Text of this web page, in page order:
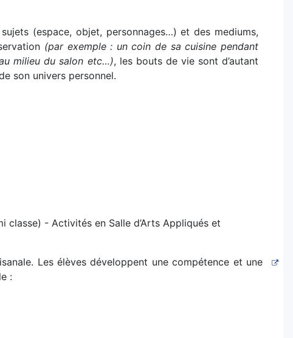
(espace, objet, personnages…) et des mediums,
(par exemple : un coin de sa cuisine pendant
milieu du salon etc…), les bouts de vie sont d’autant
son univers personnel.
classe) - Activités en Salle d’Arts Appliqués et
Les élèves développent une compétence et une
: